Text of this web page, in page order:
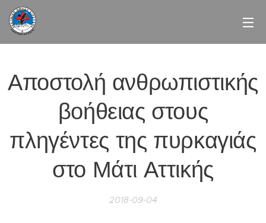
Αποστολή ανθρωπιστικής
βοήθειας στους
πληγέντες της πυρκαγιάς
στο Μάτι Αττικής
2018-09-04